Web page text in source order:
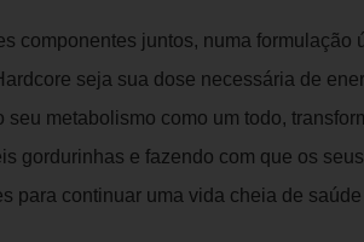
componentes juntos, numa
seja sua dose necessária de
seu metabolismo como um todo,
gordurinhas e fazendo com que os
para continuar uma vida cheia de saúde